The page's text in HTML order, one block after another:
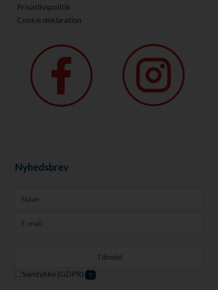
Privatlivspolitik
Cookie deklaration
Nyhedsbrev
Samtykke (GDPR) ?